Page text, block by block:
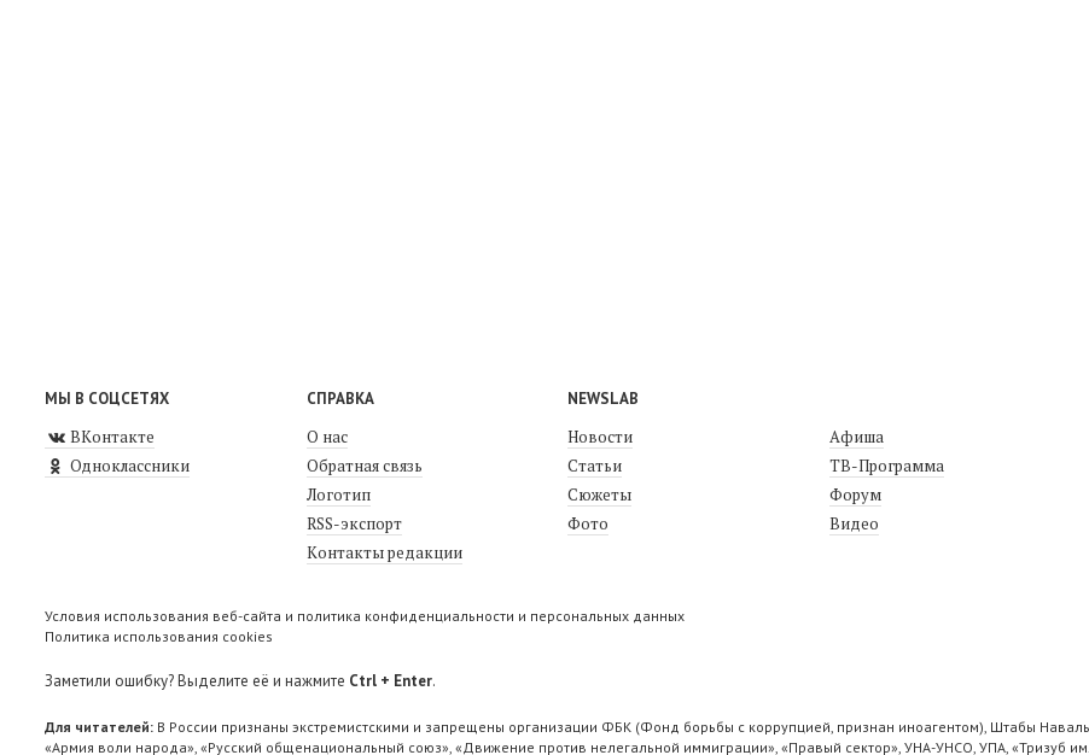
МЫ В СОЦСЕТЯХ
ВКонтакте
Одноклассники
СПРАВКА
О нас
Обратная связь
Логотип
RSS-экспорт
Контакты редакции
NEWSLAB
Новости
Статьи
Сюжеты
Фото
Афиша
ТВ-Программа
Форум
Видео
Условия использования веб-сайта и политика конфиденциальности и персональных данных
Политика использования cookies
Заметили ошибку? Выделите её и нажмите Ctrl + Enter.
Для читателей: В России признаны экстремистскими и запрещены организации ФБК (Фонд борьбы с коррупцией, признан иноагентом), Штабы
«Армия воли народа», «Русский общенациональный союз», «Движение против нелегальной иммиграции», «Правый сектор», УНА-УНСО, УПА, «Тризуб